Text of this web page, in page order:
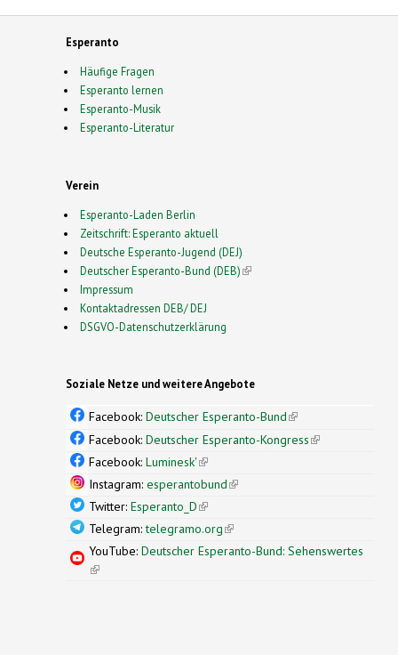
Esperanto
Häufige Fragen
Esperanto lernen
Esperanto-Musik
Esperanto-Literatur
Verein
Esperanto-Laden Berlin
Zeitschrift: Esperanto aktuell
Deutsche Esperanto-Jugend (DEJ)
Deutscher Esperanto-Bund (DEB)(link is external)
Impressum
Kontaktadressen DEB/ DEJ
DSGVO-Datenschutzerklärung
Soziale Netze und weitere Angebote
Facebook: Deutscher Esperanto-Bund(link is
external)
Facebook: Deutscher Esperanto-Kongress(link is
Facebook: Luminesk'(link is external)
Instagram: esperantobund(link is external)
Twitter: Esperanto_D(link is external)
Telegram:telegramo.org(link is external)
YouTube: Deutscher Esperanto-Bund: Sehenswertes
(link is external)